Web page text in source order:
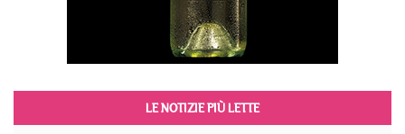
LE NOTIZIE PIÙ LETTE